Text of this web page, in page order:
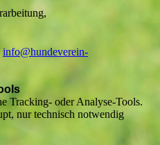
info@hundeverein-
Tracking- oder Analyse-Tools.
nur technisch notwendig